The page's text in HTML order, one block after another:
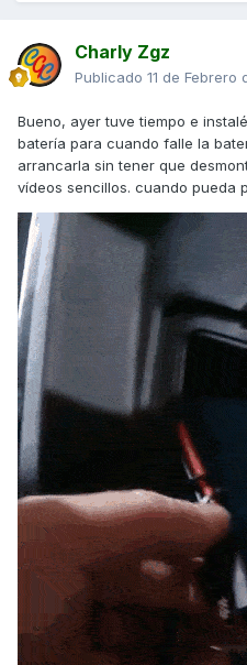
Charly Zgz
Publicado 11 de Febrero
Bueno, ayer tuve tiempo e
batería para cuando falle la
arrancarla sin tener que
vídeos sencillos. cuando pueda